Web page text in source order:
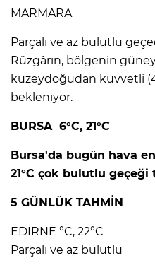
MARMARA
Parçalı ve az bulutlu
Rüzgârın, bölgenin
kuzeydoğudan kuvvetli
bekleniyor.
BURSA 6°C, 21°C
Bursa'da bugün hava
21°C çok bulutlu
5 GÜNLÜK TAHMİN
EDİRNE °C, 22°C
Parçalı ve az bulutlu